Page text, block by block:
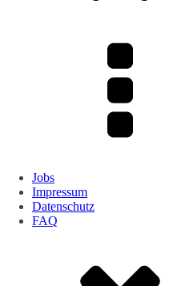
Jobs
Impressum
Datenschutz
FAQ